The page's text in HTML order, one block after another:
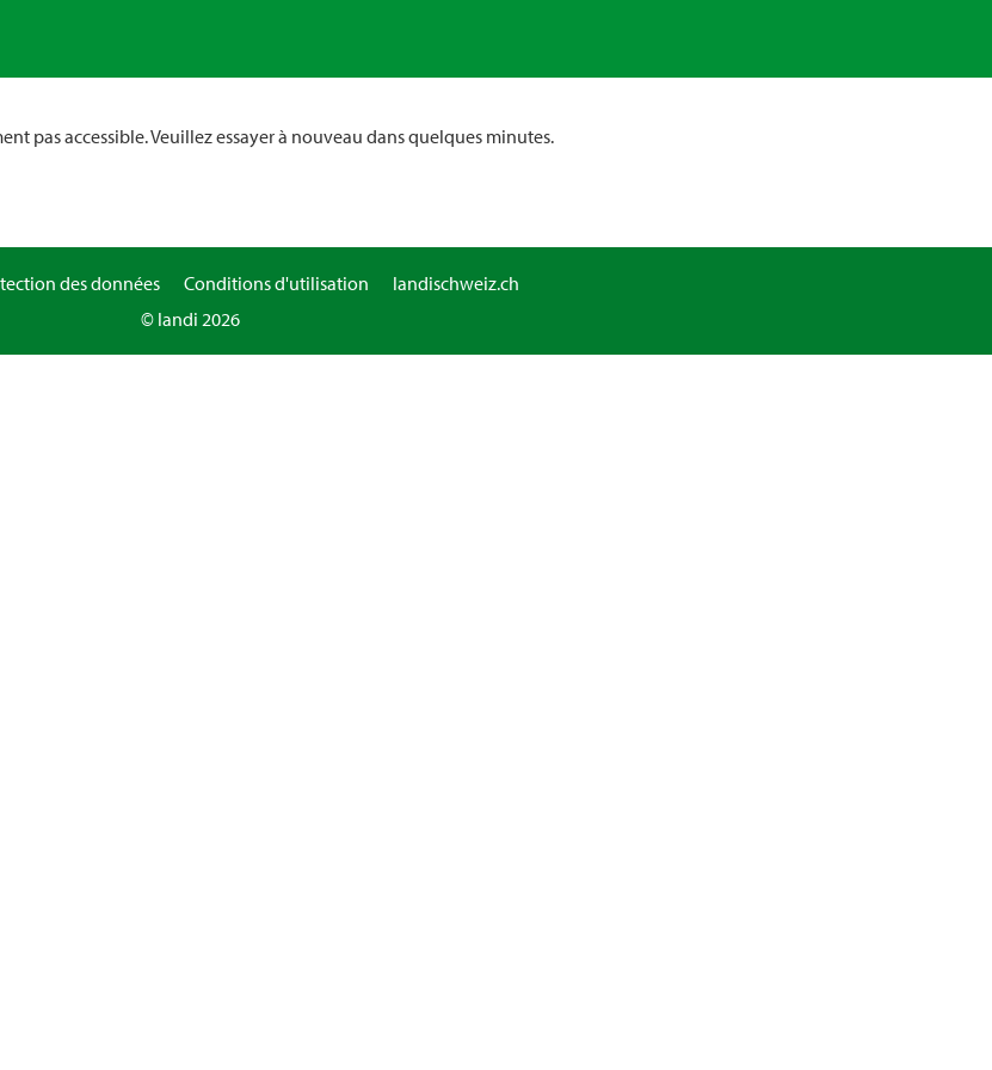
pas accessible. Veuillez essayer à nouveau dans quelques minutes.
des données Conditions d'utilisation
landischweiz.ch
© landi 2026